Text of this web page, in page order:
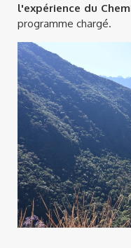
l'expérience du
programme chargé.